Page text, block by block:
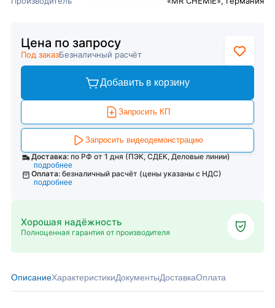
Цена по запросу
Под заказБезналичный расчёт
Добавить в корзину
Запросить КП
Запросить видеодемонстрацию
Доставка: по РФ от 1 дня (ПЭК, СДЕК, Деловые линии)
подробнее
Оплата: безналичный расчёт (цены указаны с НДС)
подробнее
Хорошая надёжность
Полноценная гарантия от производителя
ОписаниеХарактеристикиДокументыДоставкаОплата